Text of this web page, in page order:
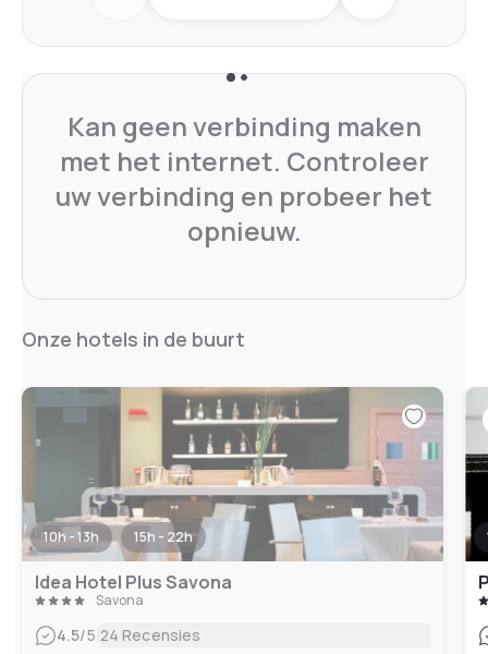
Kan geen verbinding maken
met het internet. Controleer
uw verbinding en probeer het
opnieuw.
Onze hotels in de buurt
10h - 13h 15h - 22h
Idea Hotel Plus Savona
Savona
4.5/5|24 Recensies